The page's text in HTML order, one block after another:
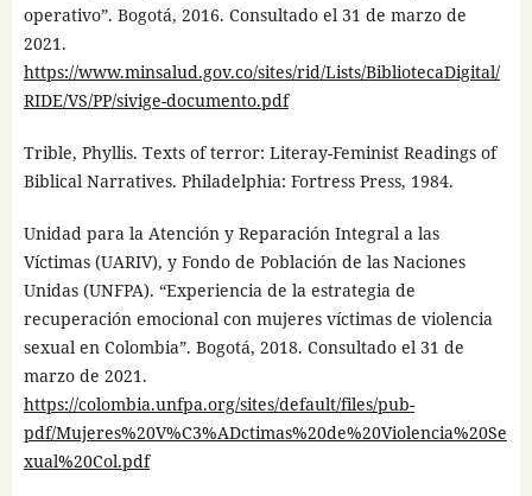
operativo”. Bogotá, 2016. Consultado el 31 de marzo de
2021.
https://www.minsalud.gov.co/sites/rid/Lists/BibliotecaDigital/
RIDE/VS/PP/sivige-documento.pdf
Trible, Phyllis. Texts of terror: Literay-Feminist Readings of
Biblical Narratives. Philadelphia: Fortress Press, 1984.
Unidad para la Atención y Reparación Integral a las
Víctimas (UARIV), y Fondo de Población de las Naciones
Unidas (UNFPA). “Experiencia de la estrategia de
recuperación emocional con mujeres víctimas de violencia
sexual en Colombia”. Bogotá, 2018. Consultado el 31 de
marzo de 2021.
https://colombia.unfpa.org/sites/default/files/pub-
pdf/Mujeres%20V%C3%ADctimas%20de%20Violencia%20Se
xual%20Col.pdf